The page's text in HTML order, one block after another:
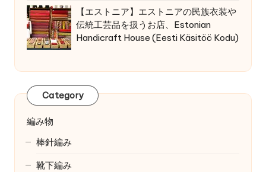
【エストニア】エストニアの民族衣装や
伝統工芸品を扱うお店、Estonian
Handicraft House (Eesti Käsitöö Kodu)
Category
編み物
棒針編み
靴下編み